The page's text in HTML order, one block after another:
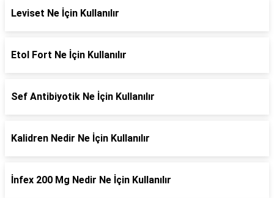
Leviset Ne İçin Kullanılır
Etol Fort Ne İçin Kullanılır
Sef Antibiyotik Ne İçin Kullanılır
Kalidren Nedir Ne İçin Kullanılır
İnfex 200 Mg Nedir Ne İçin Kullanılır